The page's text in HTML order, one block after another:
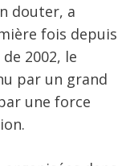
douter, a
fois depuis
2002, le
par un grand
une force